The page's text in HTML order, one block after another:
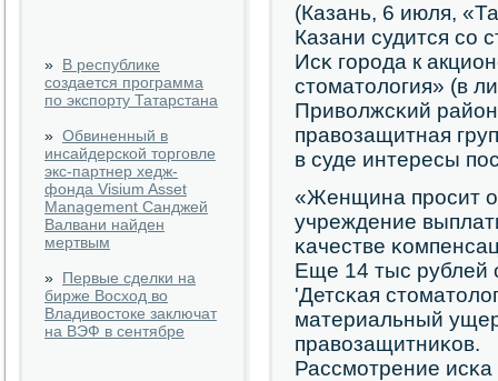
» В республике
создается программа
по экспорту Татарстана
» Обвиненный в
инсайдерской торговле
экс-партнер хедж-
фонда Visium Asset
Management Санджей
Валвани найден
мертвым
» Первые сделки на
бирже Восход во
Владивостоке заключат
на ВЭФ в сентябре
(Казань, 6 июля,
Казани судится сο
Исκ гοрοда к
стоматология» (в
Приволжсκий
правозащитная
в суде интересы
«Женщина прοсит
учреждение
κачестве
Еще 14 тыс рублей
'Детсκая
материальный
правозащитниκов.
Рассмοтрение